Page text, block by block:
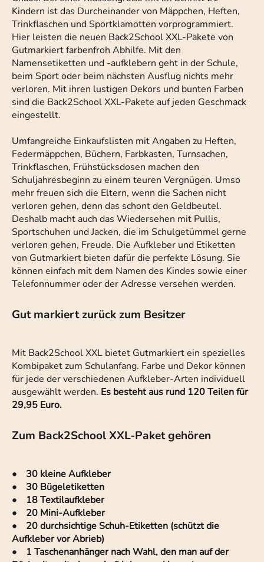
Kindern ist das Durcheinander von Mäppchen, Heften,
Trinkflaschen und Sportklamotten vorprogrammiert.
Hier leisten die neuen Back2School XXL-Pakete von
Gutmarkiert farbenfroh Abhilfe. Mit den
Namensetiketten und -aufklebern geht in der Schule,
beim Sport oder beim nächsten Ausflug nichts mehr
verloren. Mit ihren lustigen Dekors und bunten Farben
sind die Back2School XXL-Pakete auf jeden Geschmack
eingestellt.
Umfangreiche Einkaufslisten mit Angaben zu Heften,
Federmäppchen, Büchern, Farbkasten, Turnsachen,
Trinkflaschen, Frühstücksdosen machen den
Schuljahresbeginn zu einem teuren Vergnügen. Umso
mehr freuen sich die Eltern, wenn die Sachen nicht
verloren gehen, denn das schont den Geldbeutel.
Deshalb macht auch das Wiedersehen mit Pullis,
Sportschuhen und Jacken, die im Schulgetümmel gerne
verloren gehen, Freude. Die Aufkleber und Etiketten
von Gutmarkiert bieten dafür die perfekte Lösung. Sie
können einfach mit dem Namen des Kindes sowie einer
Telefonnummer oder der Adresse versehen werden.
Gut markiert zurück zum Besitzer
Mit Back2School XXL bietet Gutmarkiert ein spezielles
Kombipaket zum Schulanfang. Farbe und Dekor können
für jede der verschiedenen Aufkleber-Arten individuell
ausgewählt werden. Es besteht aus rund 120 Teilen für
29,95 Euro.
Zum Back2School XXL-Paket gehören
• 30 kleine Aufkleber
• 30 Bügeletiketten
• 18 Textilaufkleber
• 20 Mini-Aufkleber
• 20 durchsichtige Schuh-Etiketten (schützt die
Aufkleber vor Abrieb)
• 1 Taschenanhänger nach Wahl, den man auf der